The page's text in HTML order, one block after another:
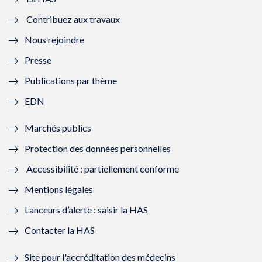
l
l
f
n
ê
t
r
e
)
e
e
n
ê
r
ê
t
e
ê
Contribuez aux travaux
Nous rejoindre
Presse
Publications par thème
EDN
Marchés publics
Protection des données personnelles
Accessibilité : partiellement conforme
Mentions légales
Lanceurs d’alerte : saisir la HAS
Contacter la HAS
Site pour l'accréditation des médecins